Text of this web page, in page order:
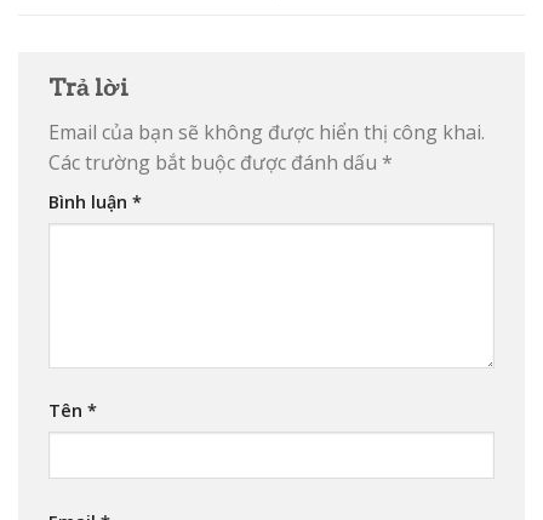
Trả lời
Email của bạn sẽ không được hiển thị công khai.
Các trường bắt buộc được đánh dấu *
Bình luận *
Tên *